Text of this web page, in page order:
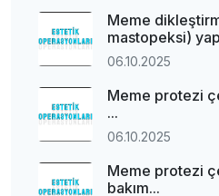
Meme
mastopeksi)
06.10.2025
Meme protezi
...
06.10.2025
Meme protezi
bakım...